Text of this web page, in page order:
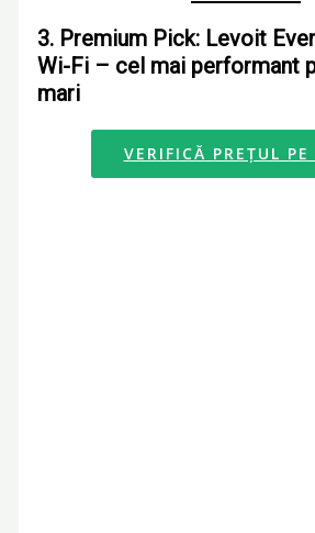
3. Premium Pick: Levoit
Wi-Fi – cel mai performant
mari
VERIFICĂ PREȚUL PE